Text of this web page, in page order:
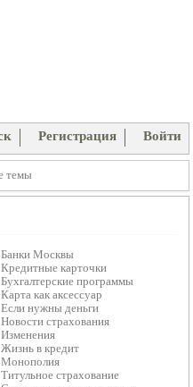
Регистрация Войти
темы
Банки Москвы
Кредитные карточки
Бухгалтерские программы
Карта как аксессуар
Если нужны деньги
Новости страхования
Изменения
Жизнь в кредит
Монополия
Титульное страхование